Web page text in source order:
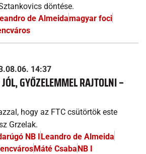
döntése.
de Almeidamagyar foci
14:37
GYŐZELEMMEL RAJTOLNI –
hogy az FTC csütörtök este
Grzelak.
NB ILeandro de Almeida
Máté CsabaNB I